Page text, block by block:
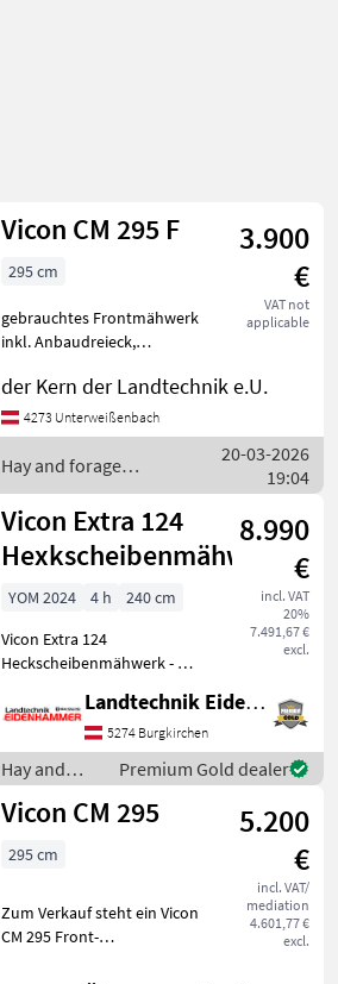
Vicon CM 295 F
3.900
€
VAT not
applicable
295 cm
gebrauchtes Frontmähwerk
inkl. Anbaudreieck,
Schwadscheiben Ist in den
letzten Jahren nicht mehr
verwendet worden, guter
Gesamtzustand Mower bar:
der Kern der Landtechnik e.U.
4273 Unterweißenbach
Hay and forage
equipment / Vicon
20-03-2026
19:04
Vicon Extra 124
Hexkscheibenmähwerk
8.990
€
incl. VAT
20%
7.491,67 €
excl.
YOM 2024 4 h
240 cm
Vicon Extra 124
Heckscheibenmähwerk - 2,
Mähscheiben - Dreipunkt
Kat. II - Seitliche Anhängung
- Gegenläufige Mähscheiben
mit 3 Klingen p
Landtechnik Eidenhammer GmbH
5274 Burgkirchen
Hay and
forage
equipment /
Premium Gold dealer
Vicon CM 295
5.200
€
incl. VAT/
mediation
4.601,77 €
excl.
295 cm
Zum Verkauf steht ein Vicon
CM 295 Front-